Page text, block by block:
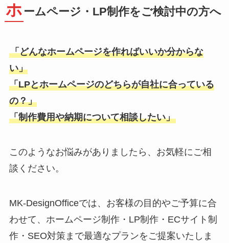
ホ ームページ・LP制作をご検討中の方へ
「どんなホームページを作ればいいか分からな
い」
「LPとホームページのどちらが自社に合っている
の？」
「制作費用や納期について相談したい」
このようなお悩みがありましたら、お気軽にご相
談ください。
MK-DesignOfficeでは、お客様の目的やご予算に合
わせて、ホームページ制作・LP制作・ECサイト制
作・SEO対策まで最適なプランをご提案いたしま